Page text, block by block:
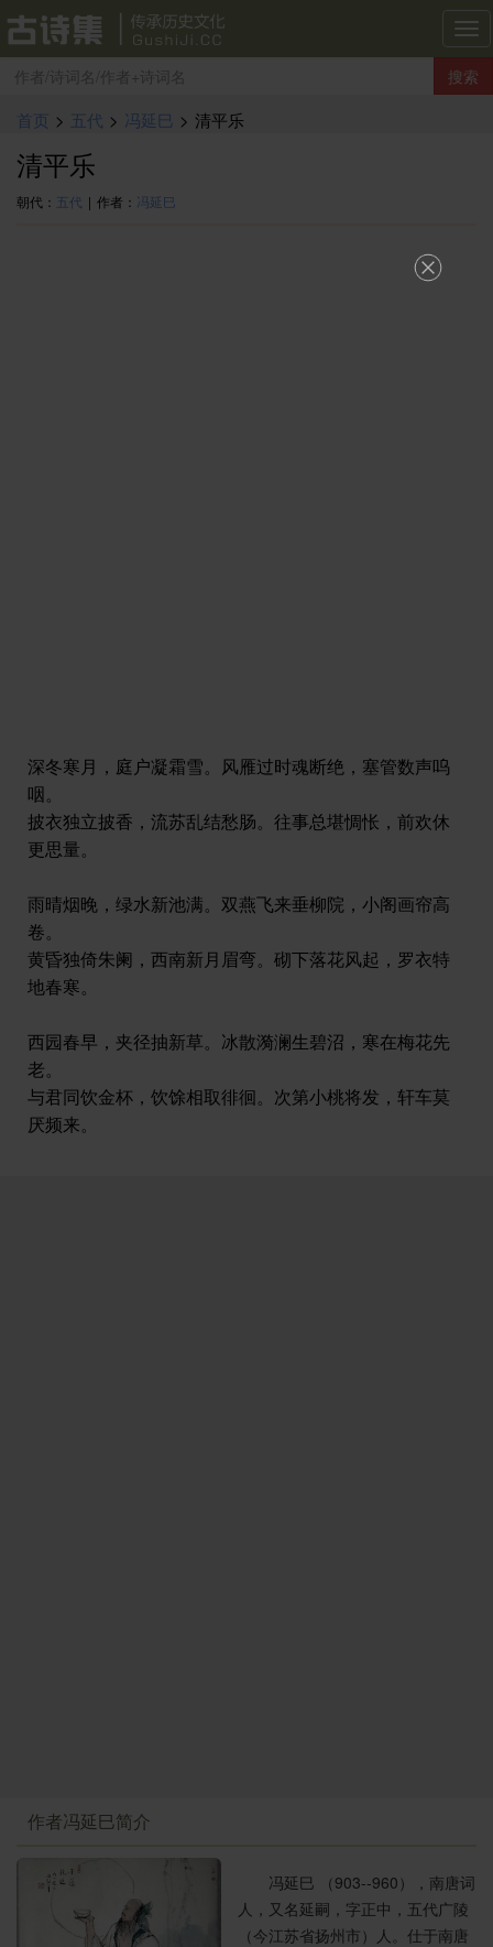
古
诗
集
搜索
首页 > 五代 > 冯延巳 > 清平乐
清平乐
朝代： 五代 | 作者： 冯延巳
深冬寒月，庭户凝霜雪。风雁过时魂断绝，塞管数声呜
咽。
披衣独立披香，流苏乱结愁肠。往事总堪惆怅，前欢休
更思量。
雨晴烟晚，绿水新池满。双燕飞来垂柳院，小阁画帘高
卷。
黄昏独倚朱阑，西南新月眉弯。砌下落花风起，罗衣特
地春寒。
西园春早，夹径抽新草。冰散漪澜生碧沼，寒在梅花先
老。
与君同饮金杯，饮馀相取徘徊。次第小桃将发，轩车莫
厌频来。
作者冯延巳简介
冯延巳 （903--960），南唐词
人，又名延嗣，字正中，五代广陵
（今江苏省扬州市）人。仕于南唐